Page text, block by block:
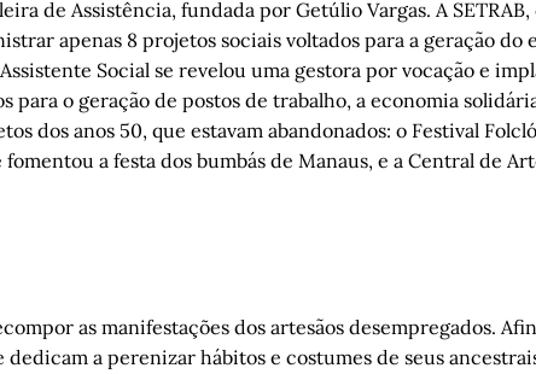
de Assistência, fundada por Getúlio Vargas. A
apenas 8 projetos sociais voltados para a geração do
Social se revelou uma gestora por vocação e
para o geração de postos de trabalho, a economia
dos anos 50, que estavam abandonados: o Festival
a festa dos bumbás de Manaus, e a Central de
as manifestações dos artesãos desempregados.
a perenizar hábitos e costumes de seus